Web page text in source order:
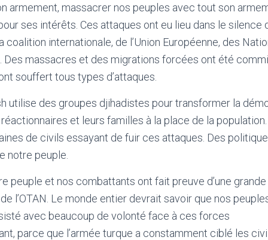
armement, massacrer nos peuples avec tout son
ses intérêts. Ces attaques ont eu lieu dans le silence
coalition internationale, de l’Union Européenne, des
Des massacres et des migrations forcées ont été
souffert tous types d’attaques.
utilise des groupes djihadistes pour transformer la
et leurs familles à la place de la
de civils essayant de fuir ces attaques. Des
notre peuple.
peuple et nos combattants ont fait preuve d’une
l’OTAN. Le monde entier devrait savoir que nos
avec beaucoup de volonté face à ces forces
parce que l’armée turque a constamment ciblé les